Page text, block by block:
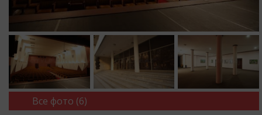
Все фото (6)